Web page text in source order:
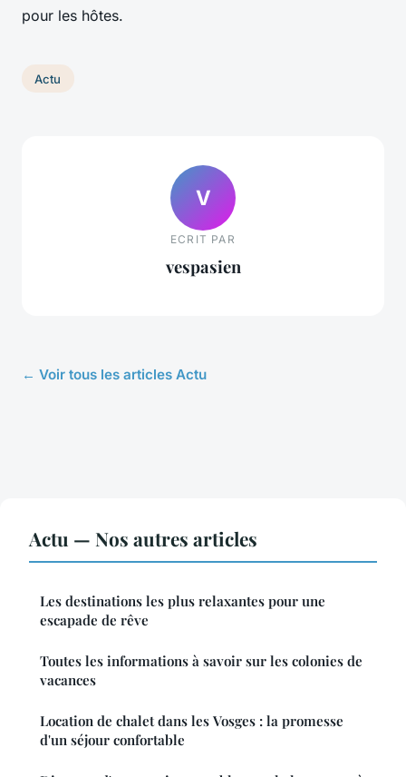
pour les hôtes.
Actu
V
ECRIT PAR
vespasien
← Voir tous les articles Actu
Actu — Nos autres articles
Les destinations les plus relaxantes pour une
escapade de rêve
Toutes les informations à savoir sur les colonies de
vacances
Location de chalet dans les Vosges : la promesse
d'un séjour confortable